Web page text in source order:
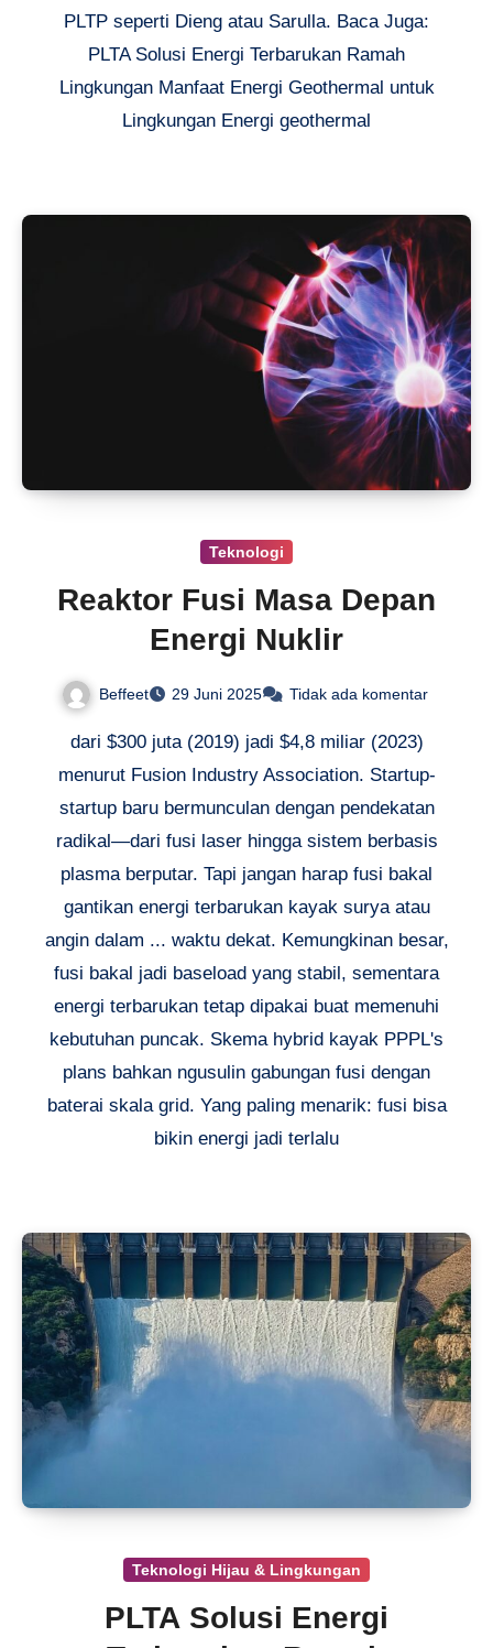
PLTP seperti Dieng atau Sarulla. Baca Juga:
PLTA Solusi Energi Terbarukan Ramah
Lingkungan Manfaat Energi Geothermal untuk
Lingkungan Energi geothermal
Teknologi
Reaktor Fusi Masa Depan
Energi Nuklir
Beffeet 29 Juni 2025 Tidak ada komentar
dari $300 juta (2019) jadi $4,8 miliar (2023)
menurut Fusion Industry Association. Startup-
startup baru bermunculan dengan pendekatan
radikal—dari fusi laser hingga sistem berbasis
plasma berputar. Tapi jangan harap fusi bakal
gantikan energi terbarukan kayak surya atau
angin dalam ... waktu dekat. Kemungkinan besar,
fusi bakal jadi baseload yang stabil, sementara
energi terbarukan tetap dipakai buat memenuhi
kebutuhan puncak. Skema hybrid kayak PPPL's
plans bahkan ngusulin gabungan fusi dengan
baterai skala grid. Yang paling menarik: fusi bisa
bikin energi jadi terlalu
Teknologi Hijau & Lingkungan
PLTA Solusi Energi